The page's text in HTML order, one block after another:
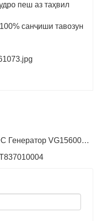
пеш аз таҳвил
санҷиши тавозун
гузашта : SINOTRUK HOWO DC Генератор VG1560090010